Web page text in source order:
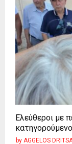
Ελεύθεροι με
by AGGELOS